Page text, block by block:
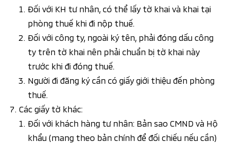
Đối với KH tư nhân, có thể lấy tờ khai và khai tại
phòng thuế khi đi nộp thuế.
Đối với công ty, ngoài ký tên, phải đóng dấu công
ty trên tờ khai nên phải chuẩn bị tờ khai này
trước khi đi đóng thuế.
Người đi đăng ký cần có giấy giới thiệu đến phòng
thuế.
Các giấy tờ khác:
Đối với khách hàng tư nhân: Bản sao CMND và Hộ
khẩu (mang theo bản chính để đối chiếu nếu cần)